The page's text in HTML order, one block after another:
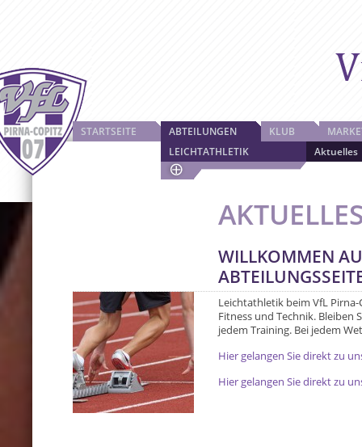
STARTSEITE
ABTEILUNGEN
LEICHTATHLETIK
Aktuelles
KLUB
WILLKOMMEN
Leichtathletik beim VfL
Fitness und Technik. Bleiben
jedem Training. Bei jedem
Hier gelangen Sie direkt zu
Hier gelangen Sie direkt zu